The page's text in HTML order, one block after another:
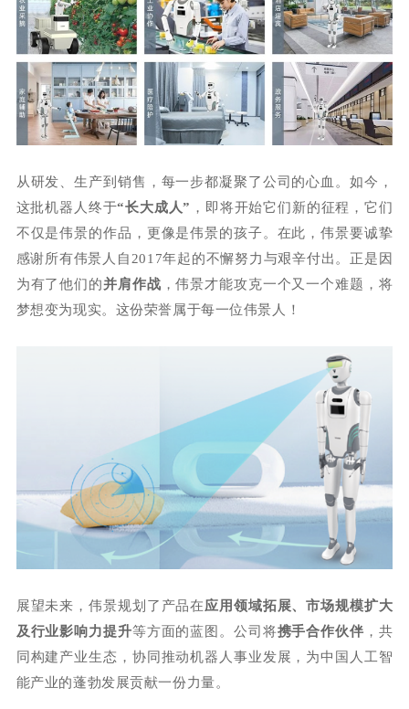
从研发、生产到销售，每一步都凝聚了公司的心血。如今，
这批机器人终于“长大成人” ，即将开始它们新的征程，它们
不仅是伟景的作品，更像是伟景的孩子。在此，伟景要诚挚
感谢所有伟景人自2017年起的不懈努力与艰辛付出。正是因
为有了他们的并肩作战 ，伟景才能攻克一个又一个难题，将
梦想变为现实。这份荣誉属于每一位伟景人！
展望未来，伟景规划了产品在应用领域拓展、市场规模扩大
及行业影响力提升等方面的蓝图。公司将携手合作伙伴 ，共
同构建产业生态，协同推动机器人事业发展，为中国人工智
能产业的蓬勃发展贡献一份力量。